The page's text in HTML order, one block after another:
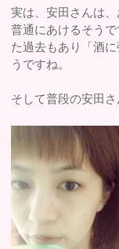
実は、安田さんは
普通にあけるそう
た過去もあり「酒
うですね。
そして普段の安田